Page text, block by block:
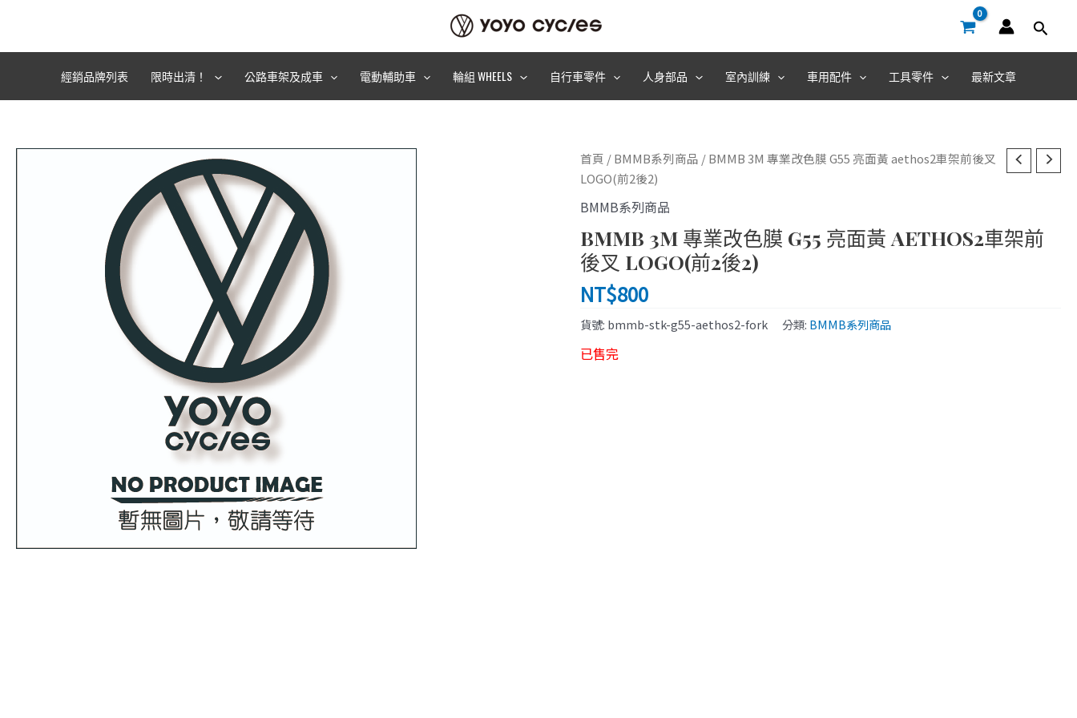
主
經銷品牌列表 限時出清！ 公路車架及成車 電動輔助車 輪組 WHEELS 自行車零件 人身部品 室內訓練 車用配件 工具零件 最新文章
首頁 /BMMB系列商品 / BMMB 3M 專業改色膜 G55 亮面黃 aethos2車架前後叉
LOGO(前2後2)
BMMB系列商品
BMMB 3M 專業改色膜 G55 亮面黃 AETHOS2車架前
後叉 LOGO(前2後2)
NT$800
貨號: bmmb-stk-g55-aethos2-fork 分類: BMMB系列商品
已售完